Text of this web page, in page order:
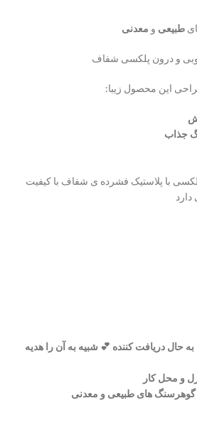
طبیعی و معدنی
و درون پلکسی شفاف
این محصول زیبا:
جذاب
با پلاستیک فشرده ی شفاف با کیفیت
حال دریافت کننده 💕 شبیه به آن را هدیه
و محل کار
های طبیعی و معدنی